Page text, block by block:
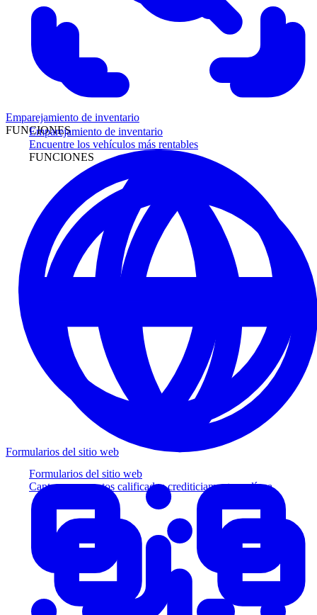
Emparejamiento de inventario
Encuentre los vehículos más rentables
FUNCIONES
Formularios del sitio web
Capture prospectos calificados crediticiamente en línea
Emparejamiento de inventario
FUNCIONES
Formularios del sitio web